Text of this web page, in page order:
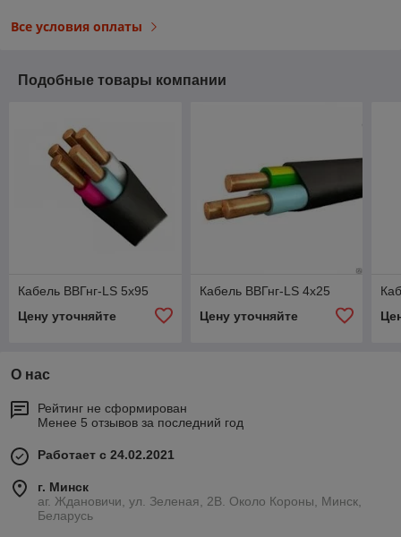
Все условия оплаты
Подобные товары компании
Кабель ВВГнг-LS 5х95
Цену уточняйте
Кабель ВВГнг-LS 4х25
Цену уточняйте
О нас
Рейтинг не сформирован
Менее 5 отзывов за последний год
Работает с 24.02.2021
г. Минск
аг. Ждановичи, ул. Зеленая, 2В. Около Короны, Минск,
Беларусь